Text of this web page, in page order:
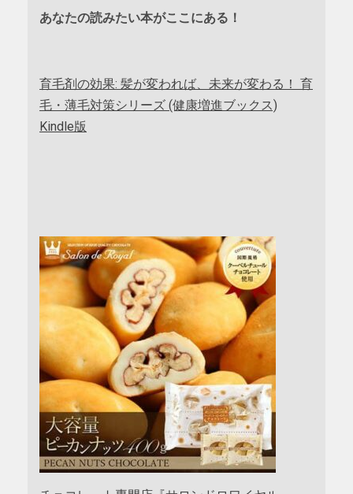
あなたの読みたい本がここにある！
育毛剤の効果: 髪が変われば、未来が変わる！ 育
毛・薄毛対策シリーズ (健康増進ブックス)
Kindle版